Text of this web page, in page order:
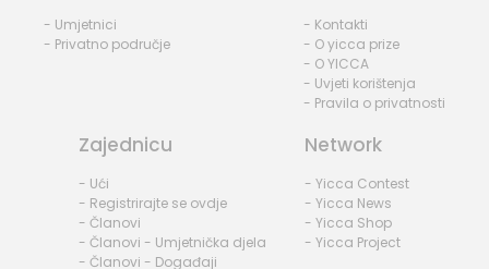
- Umjetnici
- Privatno područje
- Kontakti
- O yicca prize
- O YICCA
- Uvjeti korištenja
- Pravila o privatnosti
Zajednicu
- Ući
- Registrirajte se ovdje
- Članovi
- Članovi - Umjetnička djela
- Članovi - Događaji
Network
- Yicca Contest
- Yicca News
- Yicca Shop
- Yicca Project